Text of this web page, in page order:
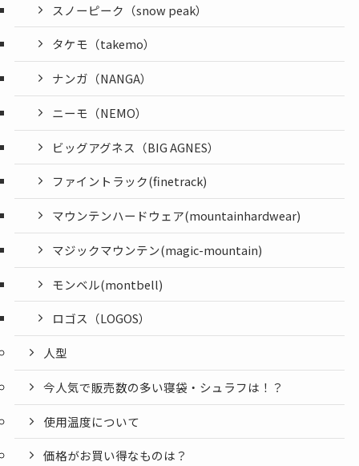
スノーピーク（snow peak）
タケモ（takemo）
ナンガ（NANGA）
ニーモ（NEMO）
ビッグアグネス（BIG AGNES）
ファイントラック(finetrack)
マウンテンハードウェア(mountainhardwear)
マジックマウンテン(magic-mountain)
モンベル(montbell)
ロゴス（LOGOS）
人型
今人気で販売数の多い寝袋・シュラフは！？
使用温度について
価格がお買い得なものは？